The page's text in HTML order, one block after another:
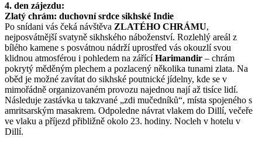
4. den zájezdu:
Zlatý chrám: duchovní srdce sikhské Indie
Po snídani vás čeká návštěva ZLATÉHO CHRÁMU,
nejposvátnější svatyně sikhského náboženství. Rozlehlý areál z
bílého kamene s posvátnou nádrží uprostřed vás okouzlí svou
klidnou atmosférou i pohledem na zářícíHarimandir – chrám
pokrytý měděným plechem a pozlacený několika tunami zlata. Na
oběd je možné zavítat do sikhské poutnické jídelny, kde se v
mimořádně organizovaném provozu najednou nají až tisíce lidí.
Následuje zastávka u takzvané „zdi mučedníků“, místa spojeného s
amritsarským masakrem. Odpoledne návrat vlakem do Dillí, večeře
ve vlaku a příjezd přibližně okolo 23. hodiny. Nocleh v hotelu v
Dillí.